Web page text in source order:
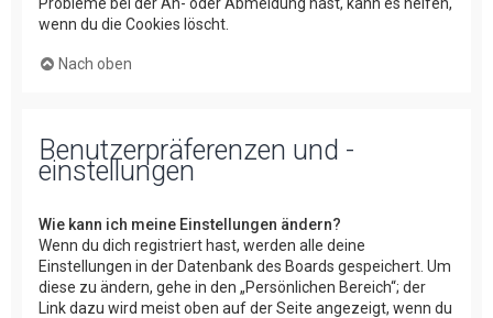
wenn du die Cookies löscht.
Nach oben
Benutzerpräferenzen und -
einstellungen
Wie kann ich meine Einstellungen ändern?
Wenn du dich registriert hast, werden alle deine
Einstellungen in der Datenbank des Boards gespeichert. Um
diese zu ändern, gehe in den „Persönlichen Bereich“; der
Link dazu wird meist oben auf der Seite angezeigt, wenn du